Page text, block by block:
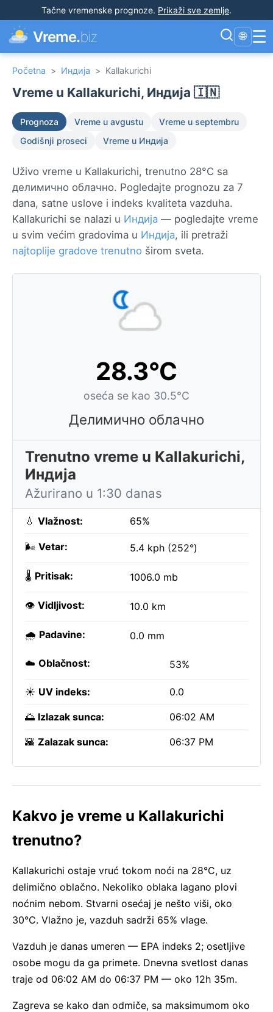
Tačne vremenske prognoze. Prikaži sve zemlje.
Vreme.biz 🌐 ☰
Početna > Индија > Kallakurichi
Vreme u Kallakurichi, Индија 🇮🇳
Prognoza Vreme u avgustu
Vreme u septembru
Godišnji proseci
Vreme u Индија
Uživo vreme u Kallakurichi, trenutno 28°C sa
делимично облачно. Pogledajte prognozu za 7
dana, satne uslove i indeks kvaliteta vazduha.
Kallakurichi se nalazi u Индија — pogledajte vreme
u svim većim gradovima u Индија, ili pretraži
najtoplije gradove trenutno širom sveta.
28.3°C
oseća se kao 30.5°C
Делимично облачно
Trenutno vreme u Kallakurichi,
Индија
Ažurirano u 1:30 danas
💧 Vlažnost: 65%
🌬️ Vetar: 5.4 kph (252°)
🌡️ Pritisak: 1006.0 mb
👁️ Vidljivost: 10.0 km
🌧️ Padavine: 0.0 mm
☁️ Oblačnost: 53%
☀️ UV indeks: 0.0
🌅 Izlazak sunca: 06:02 AM
🌇 Zalazak sunca: 06:37 PM
Kakvo je vreme u Kallakurichi
trenutno?
Kallakurichi ostaje vruć tokom noći na 28°C, uz
delimično oblačno. Nekoliko oblaka lagano plovi
noćnim nebom. Stvarni osećaj je nešto viši, oko
30°C. Vlažno je, vazduh sadrži 65% vlage.
Vazduh je danas umeren — EPA indeks 2; osetljive
osobe mogu da ga primete. Dnevna svetlost danas
traje od 06:02 AM do 06:37 PM — oko 12h 35m.
Zagreva se kako dan odmiče, sa maksimumom oko